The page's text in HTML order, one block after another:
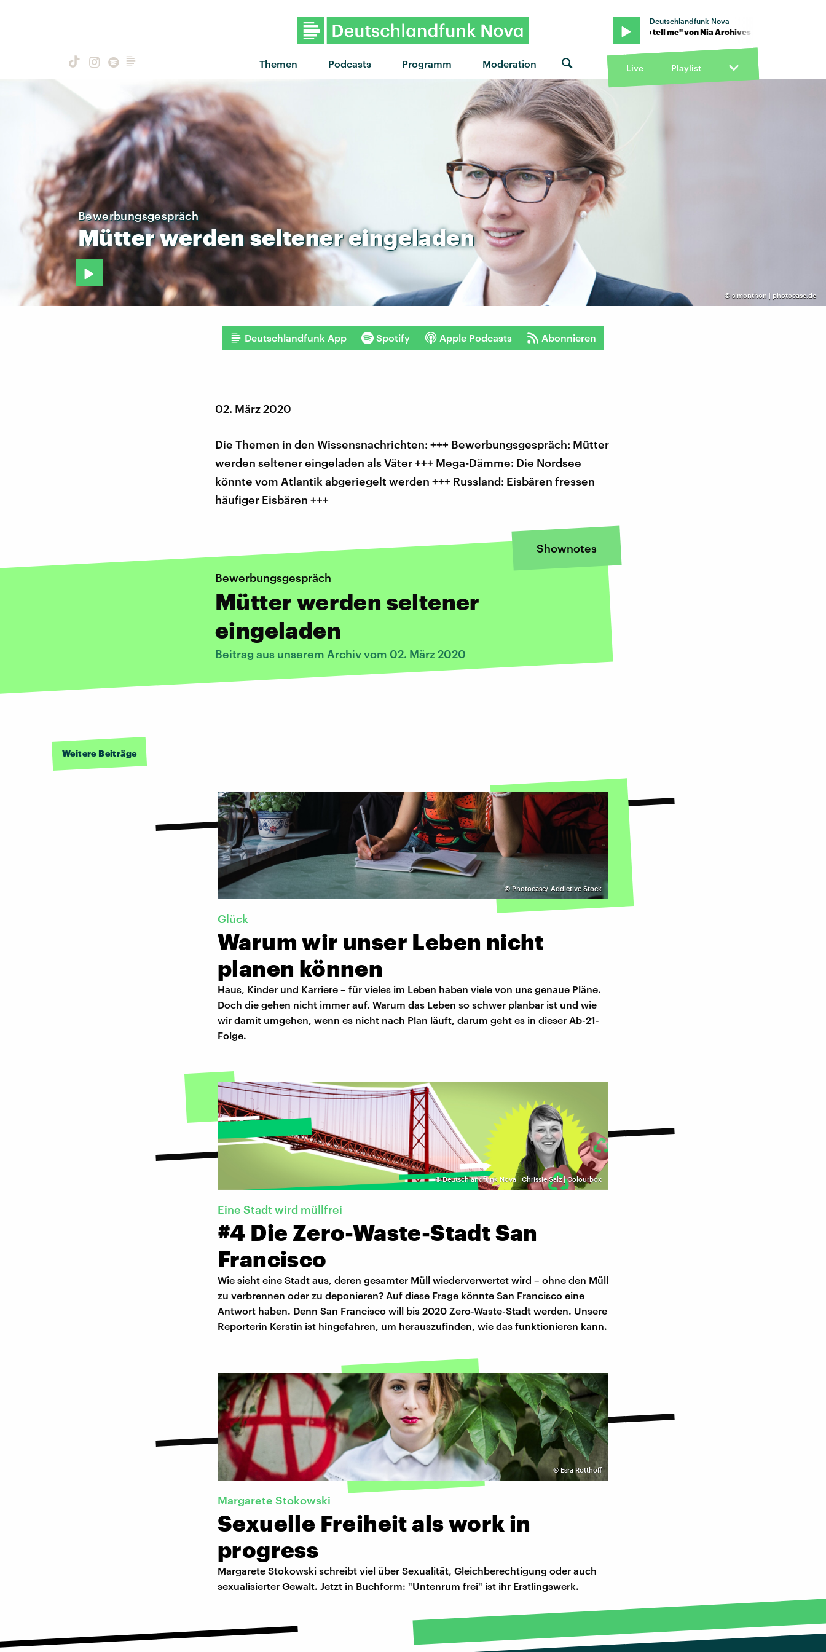
Themen Podcasts Programm Moderation
Deutschlandfunk Nova
"So tell me" von Nia Archives · "So tell me" von Nia Archives · "So tell me" von Nia
Live Playlist
© simonthon | photocase.de
Bewerbungsgespräch
Mütterwerden seltenereingeladen
Deutschlandfunk App Spotify Apple Podcasts Abonnieren
02. März 2020
Die Themen in den Wissensnachrichten: +++ Bewerbungsgespräch: Mütter
werden seltener eingeladen als Väter +++ Mega-Dämme: Die Nordsee
könnte vom Atlantik abgeriegelt werden +++ Russland: Eisbären fressen
häufiger Eisbären +++
Shownotes
Bewerbungsgespräch
Mütter werden seltener
eingeladen
Beitrag aus unserem Archiv vom 02. März 2020
Weitere Beiträge
©Photocase/ Addictive Stock
Glück
Warum wir unser Leben nicht
planen können
Haus, Kinder und Karriere – für vieles im Leben haben viele von uns genaue Pläne.
Doch die gehen nicht immer auf. Warum das Leben so schwer planbar ist und wie
wir damit umgehen, wenn es nicht nach Plan läuft, darum geht es in dieser Ab-21-
Folge.
©Deutschlandfunk Nova | Chrissie Salz | Colourbox
Eine Stadt wird müllfrei
#4 Die Zero-Waste-Stadt San
Francisco
Wie sieht eine Stadt aus, deren gesamter Müll wiederverwertet wird – ohne den Müll
zu verbrennen oder zu deponieren? Auf diese Frage könnte San Francisco eine
Antwort haben. Denn San Francisco will bis 2020 Zero-Waste-Stadt werden. Unsere
Reporterin Kerstin ist hingefahren, um herauszufinden, wie das funktionieren kann.
© Esra Rotthoff
Margarete Stokowski
Sexuelle Freiheit als work in
progress
Margarete Stokowski schreibt viel über Sexualität, Gleichberechtigung oder auch
sexualisierter Gewalt. Jetzt in Buchform: "Untenrum frei" ist ihr Erstlingswerk.